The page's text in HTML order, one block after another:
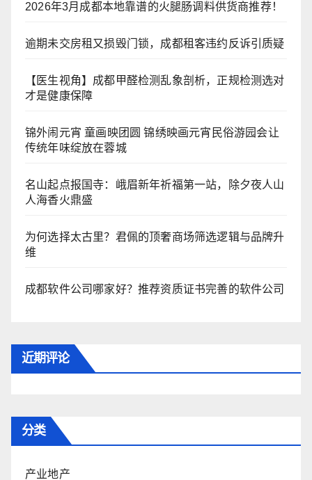
2026年3月成都本地靠谱的火腿肠调料供货商推荐！
逾期未交房租又损毁门锁，成都租客违约反诉引质疑
【医生视角】成都甲醛检测乱象剖析，正规检测选对
才是健康保障
锦外闹元宵 童画映团圆 锦绣映画元宵民俗游园会让
传统年味绽放在蓉城
名山起点报国寺：峨眉新年祈福第一站，除夕夜人山
人海香火鼎盛
为何选择太古里？君佩的顶奢商场筛选逻辑与品牌升
维
成都软件公司哪家好？推荐资质证书完善的软件公司
近期评论
分类
产业地产